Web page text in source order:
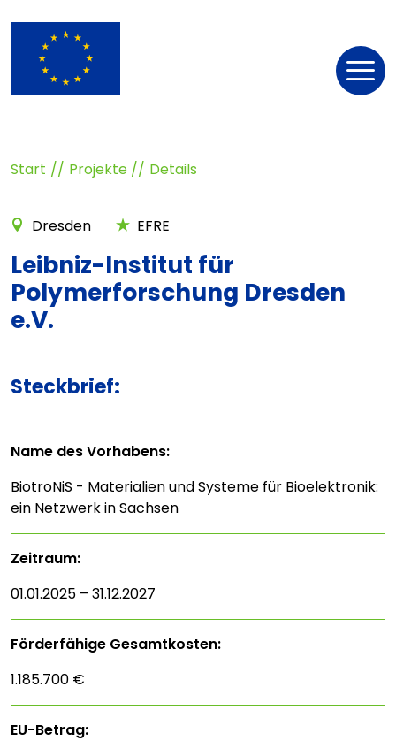
Start Projekte Details
Dresden EFRE
Leibniz-Institut für
Polymerforschung Dresden
e.V.
Steckbrief:
Name des Vorhabens:
BiotroNiS - Materialien und Systeme für Bioelektronik:
ein Netzwerk in Sachsen
Zeitraum:
01.01.2025 – 31.12.2027
Förderfähige Gesamtkosten:
1.185.700 €
EU-Betrag: